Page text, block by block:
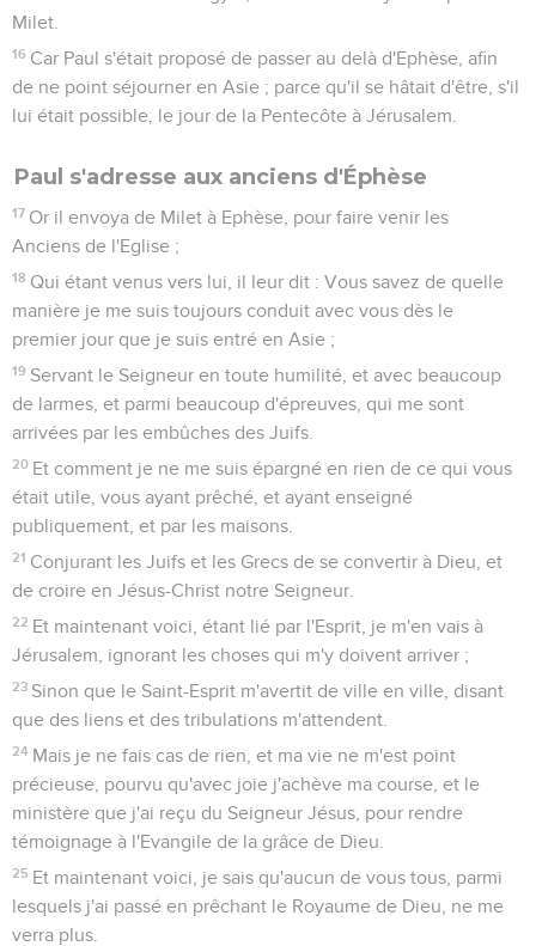
Milet.
16 Car Paul s'était proposé de passer au delà d'Ephèse, afin
de ne point séjourner en Asie ; parce qu'il se hâtait d'être, s'il
lui était possible, le jour de la Pentecôte à Jérusalem.
Paul s'adresse aux anciens d'Éphèse
17 Or il envoya de Milet à Ephèse, pour faire venir les
Anciens de l'Eglise ;
18 Qui étant venus vers lui, il leur dit : Vous savez de quelle
manière je me suis toujours conduit avec vous dès le
premier jour que je suis entré en Asie ;
19 Servant le Seigneur en toute humilité, et avec beaucoup
de larmes, et parmi beaucoup d'épreuves, qui me sont
arrivées par les embûches des Juifs.
20 Et comment je ne me suis épargné en rien de ce qui vous
était utile, vous ayant prêché, et ayant enseigné
publiquement, et par les maisons.
21 Conjurant les Juifs et les Grecs de se convertir à Dieu, et
de croire en Jésus-Christ notre Seigneur.
22 Et maintenant voici, étant lié par l'Esprit, je m'en vais à
Jérusalem, ignorant les choses qui m'y doivent arriver ;
23 Sinon que le Saint-Esprit m'avertit de ville en ville, disant
que des liens et des tribulations m'attendent.
24 Mais je ne fais cas de rien, et ma vie ne m'est point
précieuse, pourvu qu'avec joie j'achève ma course, et le
ministère que j'ai reçu du Seigneur Jésus, pour rendre
témoignage à l'Evangile de la grâce de Dieu.
25 Et maintenant voici, je sais qu'aucun de vous tous, parmi
lesquels j'ai passé en prêchant le Royaume de Dieu, ne me
verra plus.